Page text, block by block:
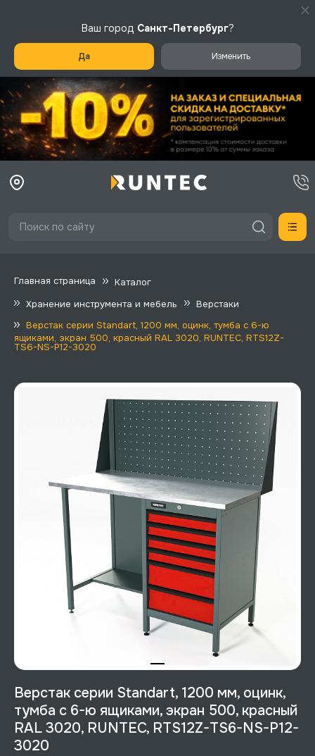
Ваш город Санкт-Петербург?
Да Изменить
Главная страница
Каталог
Хранение инструмента и мебель
Верстаки
Верстак серии Standart, 1200 мм, оцинк, тумба с 6-ю
ящиками, экран 500, красный RAL 3020, RUNTEC, RTS12Z-
TS6-NS-P12-3020
Верстак серии Standart, 1200 мм, оцинк,
тумба с 6-ю ящиками, экран 500, красный
RAL 3020, RUNTEC, RTS12Z-TS6-NS-P12-
3020